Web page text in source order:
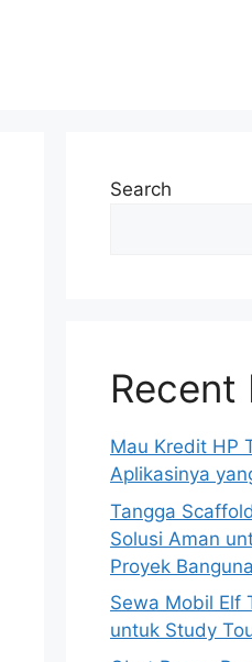
Search
Recent
Mau Kredit HP
Aplikasinya
Tangga
Solusi Aman
Proyek
Sewa Mobil Elf
untuk Study